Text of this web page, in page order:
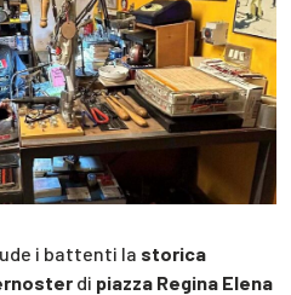
i battenti la storica
di piazza Regina Elena